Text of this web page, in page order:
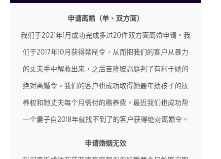
申请离婚（单、双方面）
我们于2021年1月成功完成多过20件双方面离婚申请。我
们于2017年10月获得禁制令，从而把我们的客户从暴力
的丈夫手中解救出来，之后吉隆坡高庭判了有利于她的
绝对离婚令。我们的客户也成功取得她最年幼孩子的抚
养权和她丈夫每个月需付的赡养费。最近我们也成功帮
一个妻子自2018年就找不到了的客户获得绝对离婚令。
申请婚姻无效